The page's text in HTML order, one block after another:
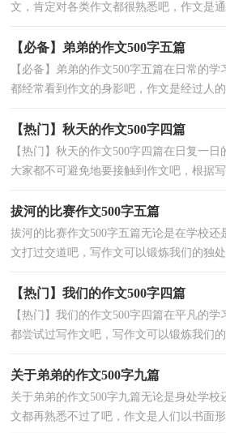
文，肯定对各类作文都很熟悉吧，作文是
【必备】弟弟的作文500字五篇
【必备】弟弟的作文500字五篇在日常的
都经常看到作文的身影吧，作文是经过人
【热门】秋天的作文500字四篇
【热门】秋天的作文500字四篇在日复一日
大家都不可避免地要接触到作文吧，根据
拔河的比赛作文500字五篇
拔河的比赛作文500字五篇无论是在学校还
文打过交道吧，写作文可以锻炼我们的独
【热门】我们的作文500字四篇
【热门】我们的作文500字四篇在平凡的
都尝试过写作文吧，写作文可以锻炼我们
关于弟弟的作文500字九篇
关于弟弟的作文500字九篇无论是身处学
文都再熟悉不过了吧，作文是人们以书面